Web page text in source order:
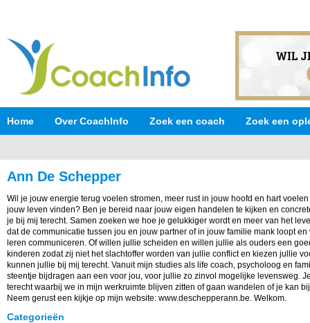
Home Over CoachInfo Zoek een coach Zoek een
Ann De Schepper
Wil je jouw energie terug voelen stromen, meer rust in jouw hoofd en hart
jouw leven vinden? Ben je bereid naar jouw eigen handelen te kijken en
je bij mij terecht. Samen zoeken we hoe je gelukkiger wordt en meer van het
dat de communicatie tussen jou en jouw partner of in jouw familie mank loopt
leren communiceren. Of willen jullie scheiden en willen jullie als ouders een
kinderen zodat zij niet het slachtoffer worden van jullie conflict en kiezen jullie
kunnen jullie bij mij terecht. Vanuit mijn studies als life coach, psycholoog en
steentje bijdragen aan een voor jou, voor jullie zo zinvol mogelijke levensweg.
terecht waarbij we in mijn werkruimte blijven zitten of gaan wandelen of je kan
Neem gerust een kijkje op mijn website: www.deschepperann.be. Welkom.
Categorieën